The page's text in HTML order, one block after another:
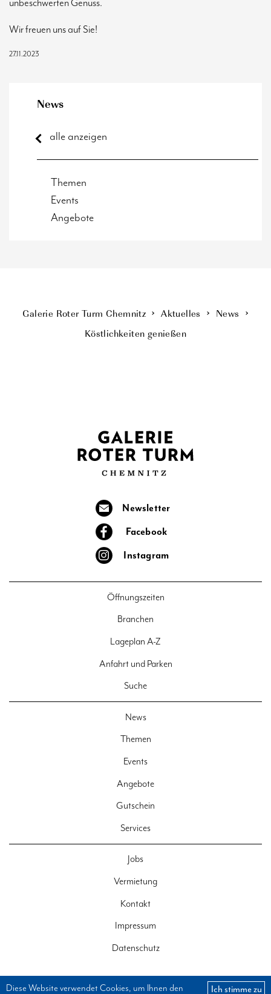
Diese Website verwendet Cookies, um Ihnen den Ich stimme zu
unbeschwerten Genuss.
Wir freuen uns auf Sie!
27.11.2023
News
alle anzeigen
Themen
Events
Angebote
Galerie Roter Turm Chemnitz Aktuelles
News
Köstlichkeiten genießen
Newsletter
Facebook
Instagram
Öffnungszeiten
Branchen
Lageplan A-Z
Anfahrt und Parken
Suche
News
Themen
Events
Angebote
Gutschein
Services
Jobs
Vermietung
Kontakt
Impressum
Datenschutz